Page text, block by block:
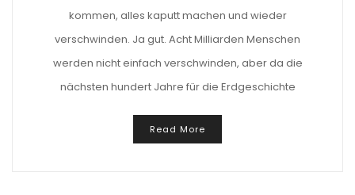
kommen, alles kaputt machen und wieder
verschwinden. Ja gut. Acht Milliarden Menschen
werden nicht einfach verschwinden, aber da die
nächsten hundert Jahre für die Erdgeschichte
Read More